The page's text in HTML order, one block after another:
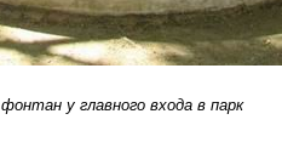
фонтан у главного входа в парк